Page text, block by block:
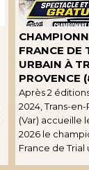
FRANCE DE
URBAIN À
PROVENCE
Après 2
2024, Trans-
(Var) accueille
2026 le
France de Trial